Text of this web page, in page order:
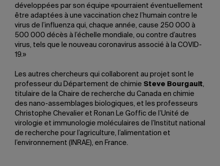
développées par son équipe «pourraient éventuellement
être adaptées à une vaccination chez l’humain contre le
virus de l’influenza qui, chaque année, cause 250 000 à
500 000 décès à l’échelle mondiale, ou contre d’autres
virus, tels que le nouveau coronavirus associé à la COVID-
19.»
Les autres chercheurs qui collaborent au projet sont le
professeur du Département de chimie Steve Bourgault,
titulaire de la Chaire de recherche du Canada en chimie
des nano-assemblages biologiques, et les professeurs
Christophe Chevalier et Ronan Le Goffic de l’Unité de
virologie et immunologie moléculaires de l’Institut national
de recherche pour l’agriculture, l’alimentation et
l’environnement (INRAE), en France.